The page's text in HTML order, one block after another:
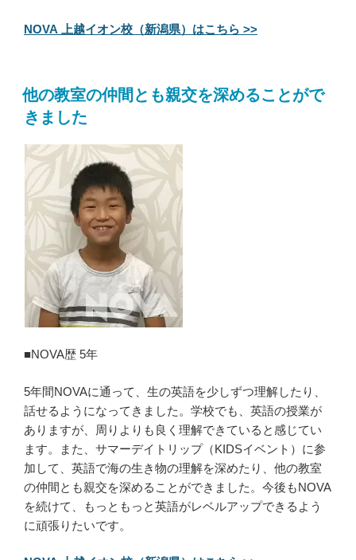
NOVA 上越イオン校（新潟県）はこちら >>
他の教室の仲間とも親交を深めることがで
きました
■NOVA歴 5年
5年間NOVAに通って、生の英語を少しずつ理解したり、
話せるようになってきました。学校でも、英語の授業が
ありますが、周りよりも良く理解できていると感じてい
ます。また、サマーデイトリップ（KIDSイベント）に参
加して、英語で海の生き物の理解を深めたり、他の教室
の仲間とも親交を深めることができました。今後もNOVA
を続けて、もっともっと英語がレベルアップできるよう
に頑張りたいです。